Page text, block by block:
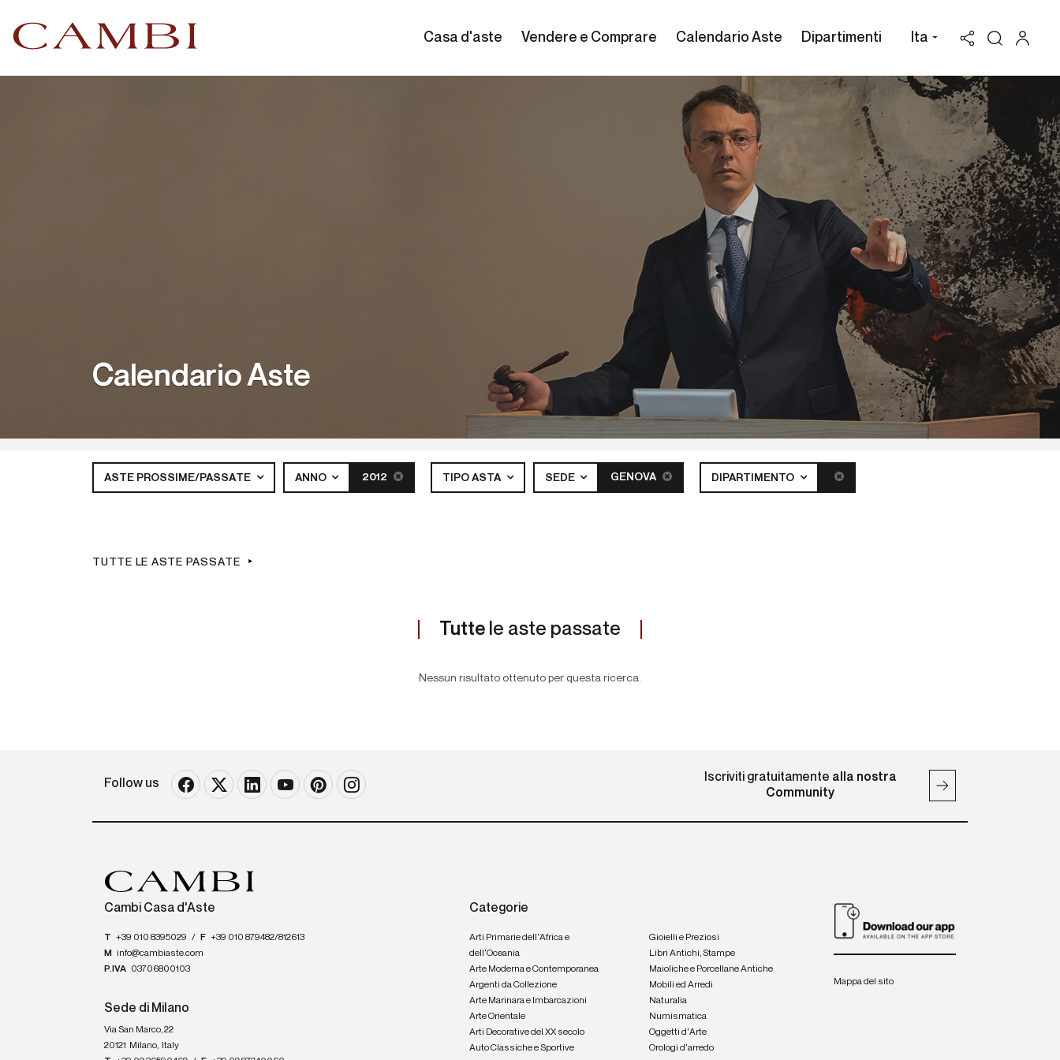
Casa d'aste Vendere e Comprare Calendario Aste Dipartimenti Ita
Calendario Aste
ASTE PROSSIME/PASSATE ANNO 2012 TIPO ASTA SEDE GENOVA DIPARTIMENTO
TUTTE LE ASTE PASSATE
Tutte le aste passate
Nessun risultato ottenuto per questa ricerca.
Follow us Iscriviti gratuitamente alla nostra
Community
Cambi Casa d'Aste
T +39 010 8395029 / F +39 010 879482/812613
M
info@cambiaste.com
P.IVA 03706800103
Sede di Milano
Via San Marco, 22
20121
Milano, Italy
Categorie
Arti Primarie dell'Africa e
dell'Oceania
Arte Moderna e Contemporanea
Argenti da Collezione
Arte Marinara e Imbarcazioni
Arte Orientale
Arti Decorative del XX secolo
Auto Classiche e Sportive
Gioielli e Preziosi
Libri Antichi, Stampe
Maioliche e Porcellane Antiche
Mobili ed Arredi
Naturalia
Numismatica
Oggetti d'Arte
Orologi d'arredo
Mappa del sito